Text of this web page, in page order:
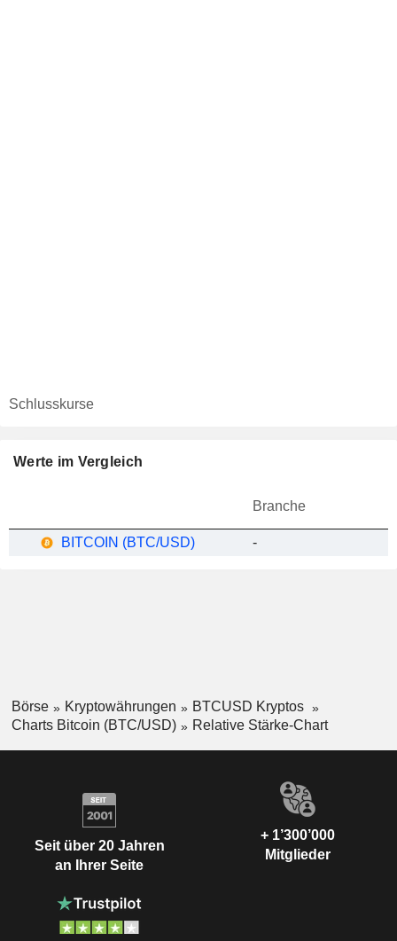
Schlusskurse
Werte im Vergleich
Branche
BITCOIN (BTC/USD) -
Börse Kryptowährungen
BTCUSD Kryptos
Charts Bitcoin (BTC/USD)
Relative Stärke-Chart
Seit über 20 Jahren
an Ihrer Seite
+ 1’300’000
Mitglieder